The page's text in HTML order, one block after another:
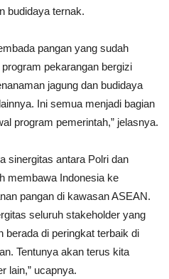
budidaya ternak.
pangan yang sudah
pekarangan bergizi
jagung dan budidaya
Ini semua menjadi bagian
program pemerintah,” jelasnya.
sinergitas antara Polri dan
membawa Indonesia ke
pangan di kawasan ASEAN.
seluruh stakeholder yang
berada di peringkat terbaik di
Tentunya akan terus kita
lain,” ucapnya.